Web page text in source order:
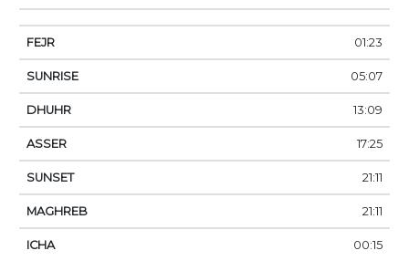
01:23
05:07
13:09
17:25
21:11
21:11
00:15